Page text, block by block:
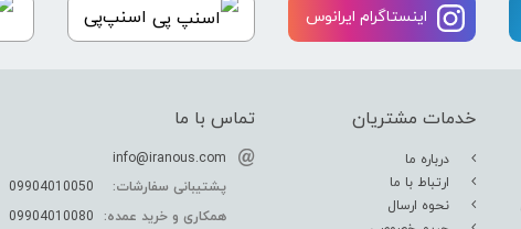
اینستاگرام ایرانوس اسنپ‌پی
خدمات مشتریان
درباره ما
ارتباط با ما
نحوه ارسال
تماس با ما
info@iranous.com
پشتیبانی سفارشات:
09904010050
همکاری و خرید عمده:
09904010080